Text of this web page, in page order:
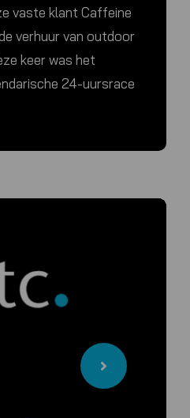
vaste klant Caffeine
verhuur van outdoor
keer was het
24-uursrace